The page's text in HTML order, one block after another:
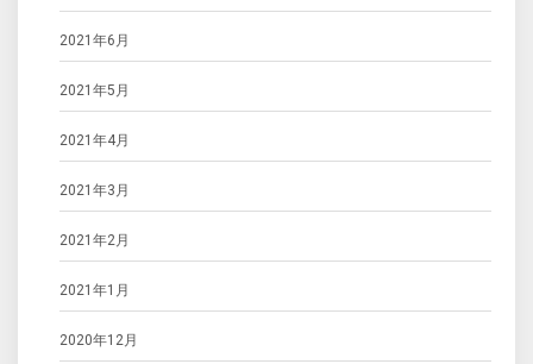
2021年6月
2021年5月
2021年4月
2021年3月
2021年2月
2021年1月
2020年12月